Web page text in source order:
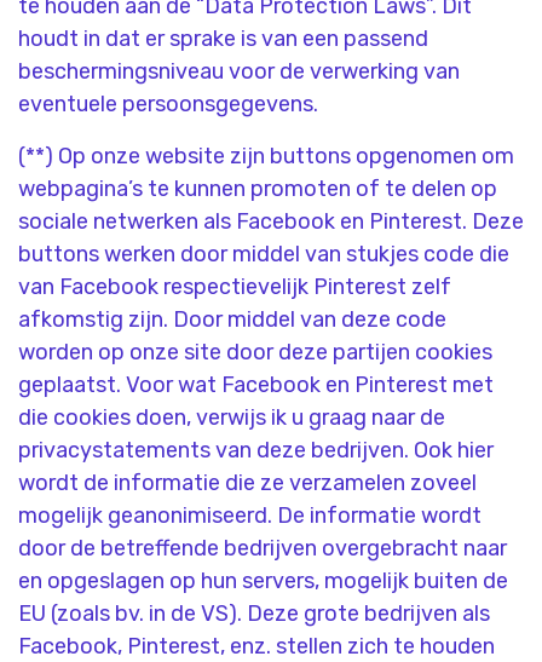
te houden aan de “Data Protection Laws”. Dit
houdt in dat er sprake is van een passend
beschermingsniveau voor de verwerking van
eventuele persoonsgegevens.
(**) Op onze website zijn buttons opgenomen om
webpagina’s te kunnen promoten of te delen op
sociale netwerken als Facebook en Pinterest. Deze
buttons werken door middel van stukjes code die
van Facebook respectievelijk Pinterest zelf
afkomstig zijn. Door middel van deze code
worden op onze site door deze partijen cookies
geplaatst. Voor wat Facebook en Pinterest met
die cookies doen, verwijs ik u graag naar de
privacystatements van deze bedrijven. Ook hier
wordt de informatie die ze verzamelen zoveel
mogelijk geanonimiseerd. De informatie wordt
door de betreffende bedrijven overgebracht naar
en opgeslagen op hun servers, mogelijk buiten de
EU (zoals bv. in de VS). Deze grote bedrijven als
Facebook, Pinterest, enz. stellen zich te houden